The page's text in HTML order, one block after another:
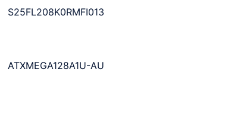
S25FL208K0RMFI013
ATXMEGA128A1U-AU